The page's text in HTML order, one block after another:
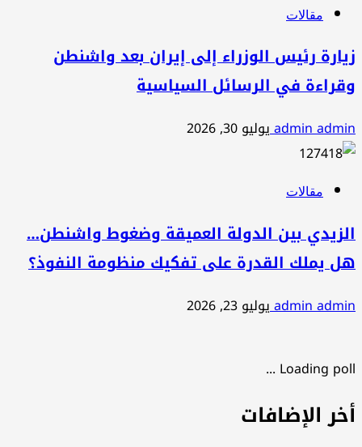
مقالات
زيارة رئيس الوزراء إلى إيران بعد واشنطن
وقراءة في الرسائل السياسية
admin adminيوليو 30, 2026
مقالات
الزيدي بين الدولة العميقة وضغوط واشنطن…
هل يملك القدرة على تفكيك منظومة النفوذ؟
admin adminيوليو 23, 2026
Loading poll ...
أخر الإضافات